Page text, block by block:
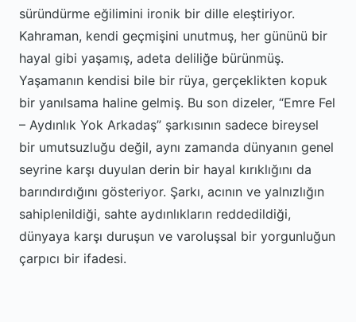
süründürme eğilimini ironik bir dille eleştiriyor.
Kahraman, kendi geçmişini unutmuş, her gününü bir
hayal gibi yaşamış, adeta deliliğe bürünmüş.
Yaşamanın kendisi bile bir rüya, gerçeklikten kopuk
bir yanılsama haline gelmiş. Bu son dizeler, “Emre Fel
– Aydınlık Yok Arkadaş” şarkısının sadece bireysel
bir umutsuzluğu değil, aynı zamanda dünyanın genel
seyrine karşı duyulan derin bir hayal kırıklığını da
barındırdığını gösteriyor. Şarkı, acının ve yalnızlığın
sahiplenildiği, sahte aydınlıkların reddedildiği,
dünyaya karşı duruşun ve varoluşsal bir yorgunluğun
çarpıcı bir ifadesi.